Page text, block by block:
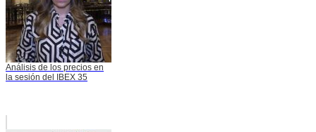
Análisis de los precios en
la sesión del IBEX 35